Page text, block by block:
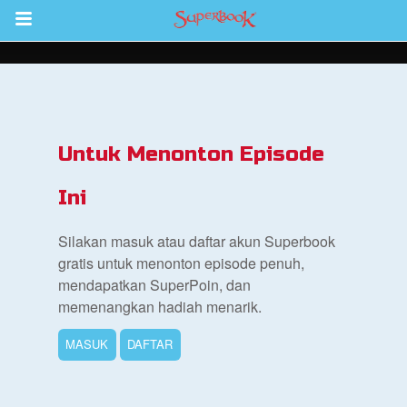
Return to Content
Alkitab untuk Anak
Untuk Menonton Episode
Ini
Silakan masuk atau daftar akun Superbook
gratis untuk menonton episode penuh,
mendapatkan SuperPoin, dan
memenangkan hadiah menarik.
MASUK DAFTAR